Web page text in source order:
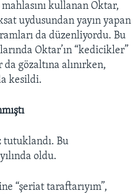
kullanan Oktar,
uydusundan yayın yapan
da düzenliyordu. Bu
Oktar’ın “kedicikler”
gözaltına alınırken,
kesildi.
tutuklandı. Bu
oldu.
“şeriat taraftarıyım”,